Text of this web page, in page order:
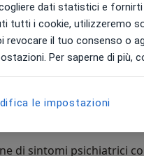
d’ansia, disturbi del
disturbo
di pazienti con
psico-educativo e
di sintomi psichiatrici
dati statistici e fornirti
tutti i cookie, utilizzeremo
revocare il tuo consenso o
Per saperne di più,
le impostazioni